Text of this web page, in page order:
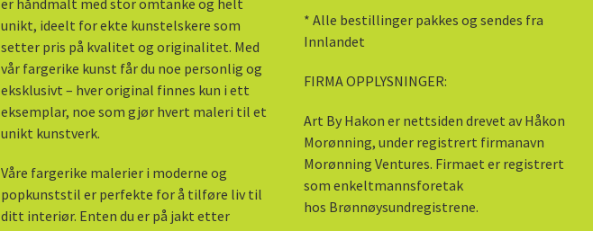
unikt, ideelt for ekte kunstelskere som
setter pris på kvalitet og originalitet. Med
vår fargerike kunst får du noe personlig og
eksklusivt – hver original finnes kun i ett
eksemplar, noe som gjør hvert maleri til et
unikt kunstverk.
Våre fargerike malerier i moderne og
popkunststil er perfekte for å tilføre liv til
ditt interiør. Enten du er på jakt etter
* Alle bestillinger pakkes og sendes fra
Innlandet
FIRMA OPPLYSNINGER:
Art By Hakon er nettsiden drevet av Håkon
Morønning, under registrert firmanavn
Morønning Ventures. Firmaet er registrert
som enkeltmannsforetak
hos Brønnøysundregistrene.